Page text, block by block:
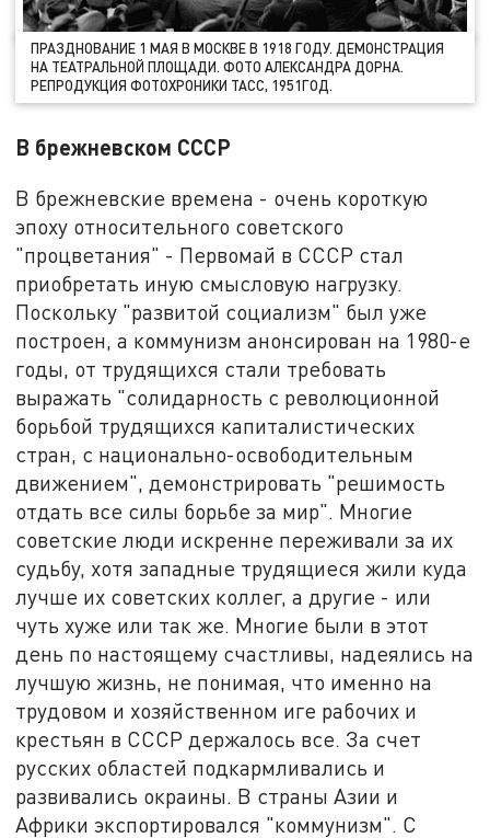
ПРАЗДНОВАНИЕ 1 МАЯ В МОСКВЕ В 1918 ГОДУ. ДЕМОНСТРАЦИЯ
НА ТЕАТРАЛЬНОЙ ПЛОЩАДИ. ФОТО АЛЕКСАНДРА ДОРНА.
РЕПРОДУКЦИЯ ФОТОХРОНИКИ ТАСС, 1951ГОД.
В брежневском СССР
В брежневские времена - очень короткую
эпоху относительного советского
"процветания" - Первомай в СССР стал
приобретать иную смысловую нагрузку.
Поскольку "развитой социализм" был уже
построен, а коммунизм анонсирован на 1980-е
годы, от трудящихся стали требовать
выражать "солидарность с революционной
борьбой трудящихся капиталистических
стран, с национально-освободительным
движением", демонстрировать "решимость
отдать все силы борьбе за мир". Многие
советские люди искренне переживали за их
судьбу, хотя западные трудящиеся жили куда
лучше их советских коллег, а другие - или
чуть хуже или так же. Многие были в этот
день по настоящему счастливы, надеялись на
лучшую жизнь, не понимая, что именно на
трудовом и хозяйственном иге рабочих и
крестьян в СССР держалось все. За счет
русских областей подкармливались и
развивались окраины. В страны Азии и
Африки экспортировался "коммунизм". С